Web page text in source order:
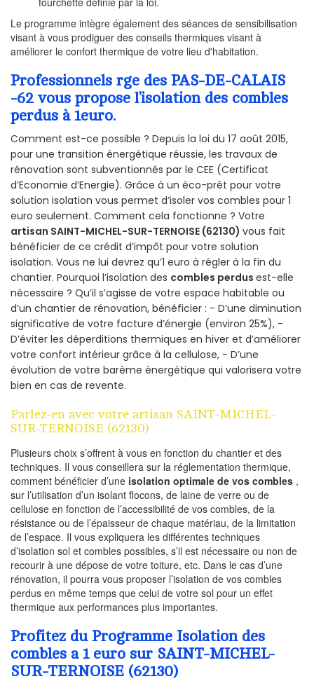
Le programme intègre également des séances de sensibilisation
visant à vous prodiguer des conseils thermiques visant à
améliorer le confort thermique de votre lieu d'habitation.
Professionnels rge des PAS-DE-CALAIS
-62 vous propose l’isolation des combles
perdus à 1euro.
Comment est-ce possible ? Depuis la loi du 17 août 2015,
pour une transition énergétique réussie, les travaux de
rénovation sont subventionnés par le CEE (Certificat
d’Economie d’Energie). Grâce à un éco-prêt pour votre
solution isolation vous permet d’isoler vos combles pour 1
euro seulement. Comment cela fonctionne ? Votre
artisan SAINT-MICHEL-SUR-TERNOISE (62130) vous fait
bénéficier de ce crédit d’impôt pour votre solution
isolation. Vous ne lui devrez qu’1 euro à régler à la fin du
chantier. Pourquoi l’isolation des combles perdus est-elle
nécessaire ? Qu’il s’agisse de votre espace habitable ou
d’un chantier de rénovation, bénéficier : - D’une diminution
significative de votre facture d’énergie (environ 25%), -
D’éviter les déperditions thermiques en hiver et d’améliorer
votre confort intérieur grâce à la cellulose, - D’une
évolution de votre barème énergétique qui valorisera votre
bien en cas de revente.
Parlez-en avec votre artisan SAINT-MICHEL-
SUR-TERNOISE (62130)
Plusieurs choix s’offrent à vous en fonction du chantier et des
techniques. Il vous conseillera sur la réglementation thermique,
comment bénéficier d’une isolation optimale de vos combles ,
sur l’utilisation d’un isolant flocons, de laine de verre ou de
cellulose en fonction de l’accessibilité de vos combles, de la
résistance ou de l’épaisseur de chaque matériau, de la limitation
de l’espace. Il vous expliquera les différentes techniques
d’isolation sol et combles possibles, s’il est nécessaire ou non de
recourir à une dépose de votre toiture, etc. Dans le cas d’une
rénovation, il pourra vous proposer l’isolation de vos combles
perdus en même temps que celui de votre sol pour un effet
thermique aux performances plus importantes.
Profitez du Programme Isolation des
combles a 1 euro sur SAINT-MICHEL-
SUR-TERNOISE (62130)